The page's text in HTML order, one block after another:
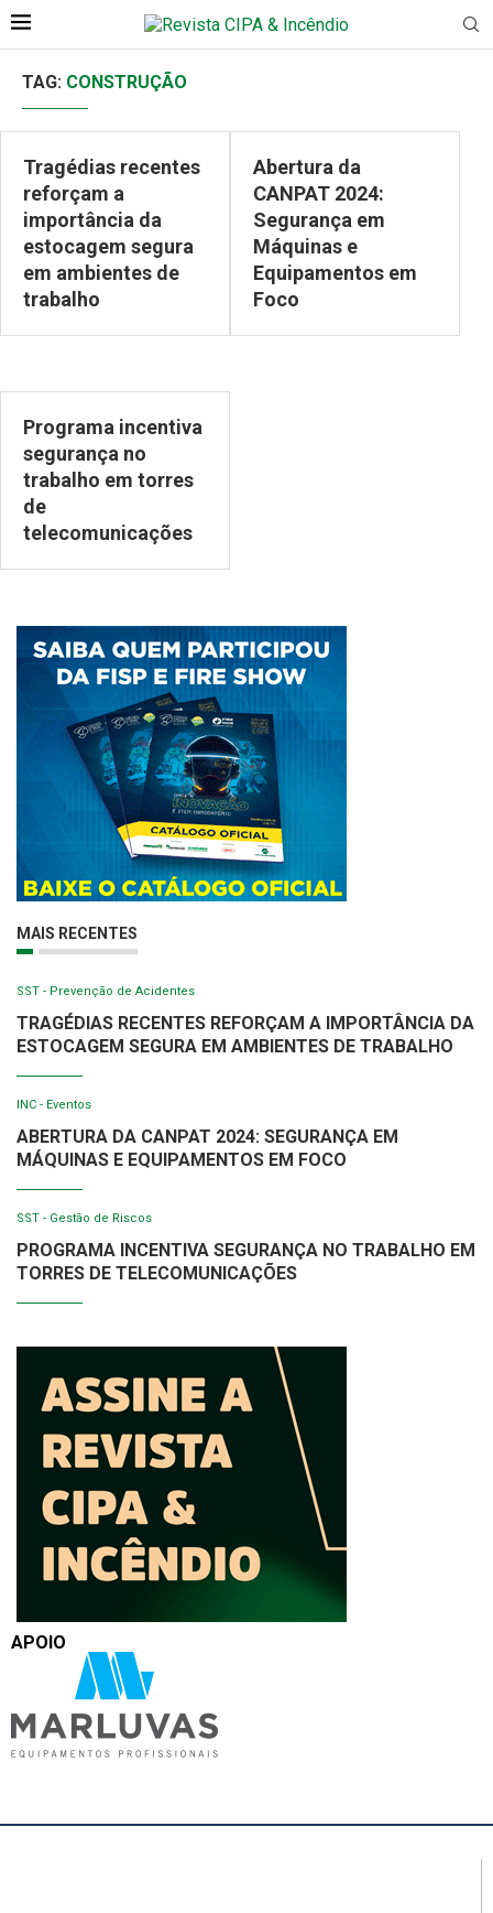
TAG: CONSTRUÇÃO
Tragédias recentes
reforçam a
importância da
estocagem segura
em ambientes de
trabalho
Abertura da
CANPAT 2024:
Segurança em
Máquinas e
Equipamentos em
Foco
Programa incentiva
segurança no
trabalho em torres
de
telecomunicações
MAIS RECENTES
SST - Prevenção de Acidentes
TRAGÉDIAS RECENTES REFORÇAM A IMPORTÂNCIA DA
ESTOCAGEM SEGURA EM AMBIENTES DE TRABALHO
INC - Eventos
ABERTURA DA CANPAT 2024: SEGURANÇA EM
MÁQUINAS E EQUIPAMENTOS EM FOCO
SST - Gestão de Riscos
PROGRAMA INCENTIVA SEGURANÇA NO TRABALHO EM
TORRES DE TELECOMUNICAÇÕES
APOIO